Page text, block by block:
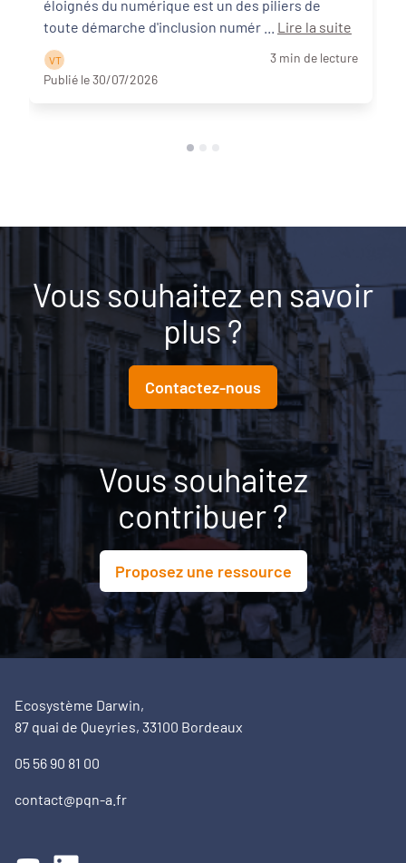
éloignés du numérique est un des piliers de
Lire la suite
V T
3 min de lecture
Publié le 30/07/2026
Vous souhaitez en savoir
plus ?
Contactez-nous
Vous souhaitez
contribuer ?
Proposez une ressource
Ecosystème Darwin,
87 quai de Queyries, 33100 Bordeaux
05 56 90 81 00
contact@pqn-a.fr